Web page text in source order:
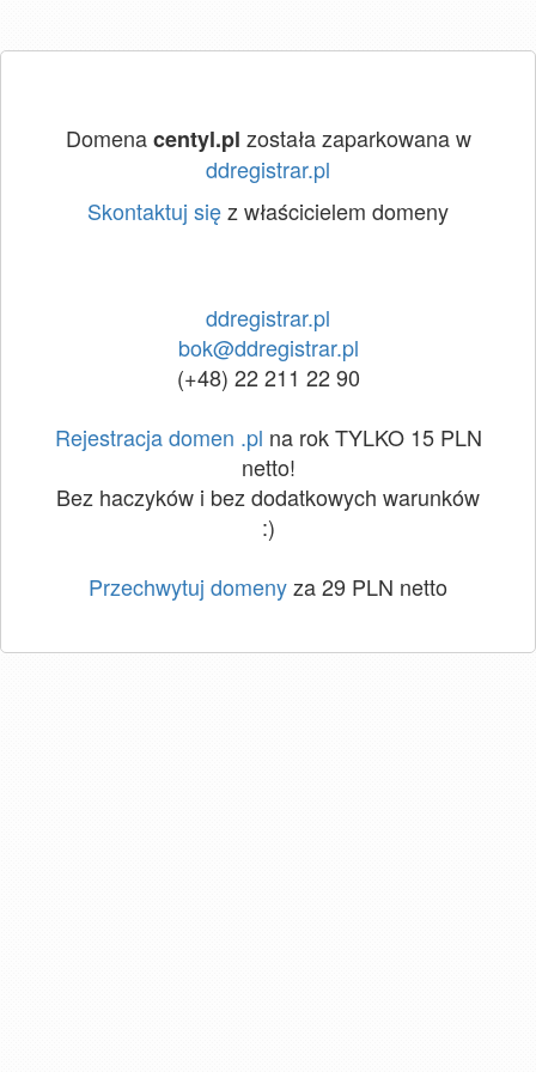
Domenacentyl.pl została zaparkowana w
ddregistrar.pl
Skontaktuj sięz właścicielem domeny
ddregistrar.pl
bok@ddregistrar.pl
(+48) 22 211 22 90
Rejestracja domen .pl na rok TYLKO 15 PLN
netto!
Bez haczyków i bez dodatkowych warunków
:)
Przechwytuj domenyza 29 PLN netto